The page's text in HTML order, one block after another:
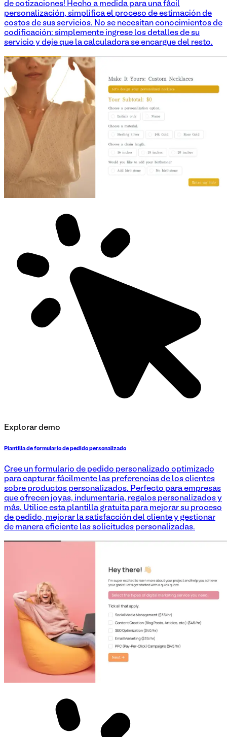
de cotizaciones! Hecho a medida para una fácil
personalización, simplifica el proceso de estimación de
costos de sus servicios. No se necesitan conocimientos de
codificación: simplemente ingrese los detalles de su
servicio y deje que la calculadora se encargue del resto.
Explorar demo
Plantilla de formulario de pedido personalizado
Cree un formulario de pedido personalizado optimizado
para capturar fácilmente las preferencias de los clientes
sobre productos personalizados. Perfecto para empresas
que ofrecen joyas, indumentaria, regalos personalizados y
más. Utilice esta plantilla gratuita para mejorar su proceso
de pedido, mejorar la satisfacción del cliente y gestionar
de manera eficiente las solicitudes personalizadas.